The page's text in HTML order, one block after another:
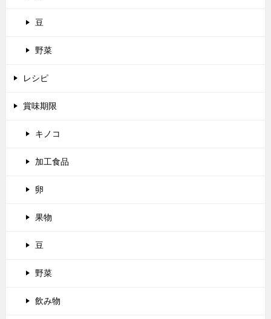
豆
野菜
レシピ
賞味期限
キノコ
加工食品
卵
果物
豆
野菜
飲み物